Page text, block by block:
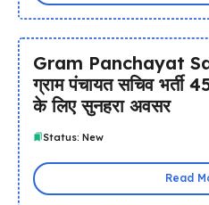
Gram Panchayat
ग्राम पंचायत सचिव भर्ती
के लिए सुनहरा अवसर
Status: New
Read